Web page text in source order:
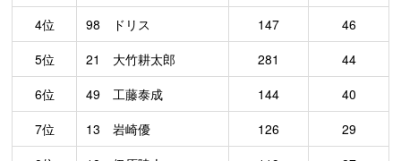
4位
98 ドリス 147
46
5位
21 大竹耕太郎 281
44
6位
49 工藤泰成 144
40
7位
13 岩崎優 126
29